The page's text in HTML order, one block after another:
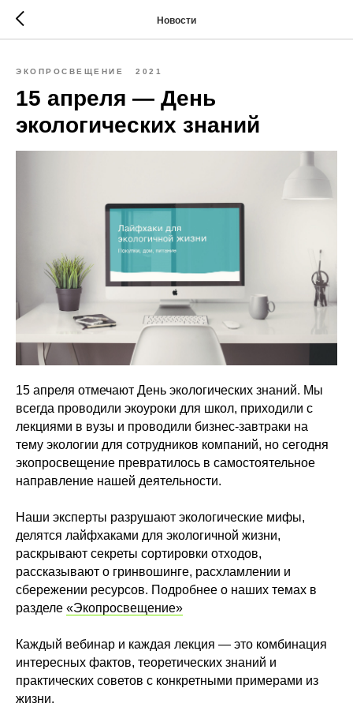
Новости
ЭКОПРОСВЕЩЕНИЕ 2021
15 апреля — День
экологических знаний
15 апреля отмечают День экологических знаний. Мы
всегда проводили экоуроки для школ, приходили с
лекциями в вузы и проводили бизнес-завтраки на
тему экологии для сотрудников компаний, но сегодня
экопросвещение превратилось в самостоятельное
направление нашей деятельности.
Наши эксперты разрушают экологические мифы,
делятся лайфхаками для экологичной жизни,
раскрывают секреты сортировки отходов,
рассказывают о гринвошинге, расхламлении и
сбережении ресурсов. Подробнее о наших темах в
разделе «Экопросвещение»
Каждый вебинар и каждая лекция — это комбинация
интересных фактов, теоретических знаний и
практических советов с конкретными примерами из
жизни.